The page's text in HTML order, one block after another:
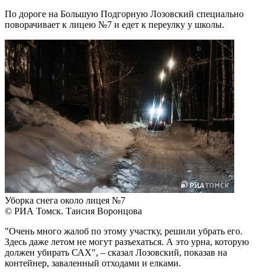
По дороге на Большую Подгорную Лозовский специально
поворачивает к лицею №7 и едет к переулку у школы.
Уборка снега около лицея №7
© РИА Томск. Таисия Воронцова
"Очень много жалоб по этому участку, решили убрать его.
Здесь даже летом не могут разъехаться. А это урна, которую
должен убирать САХ", – сказал Лозовский, показав на
контейнер, заваленный отходами и елками.